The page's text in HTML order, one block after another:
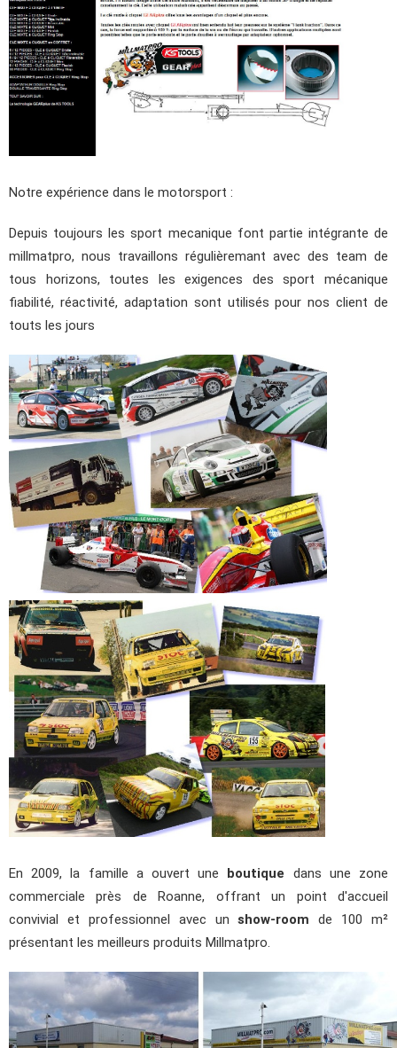
Notre expérience dans le motorsport :
Depuis toujours les sport mecanique font partie intégrante de
millmatpro, nous travaillons régulièremant avec des team de
tous horizons, toutes les exigences des sport mécanique
fiabilité, réactivité, adaptation sont utilisés pour nos client de
touts les jours
En 2009, la famille a ouvert une boutique dans une zone
commerciale près de Roanne, offrant un point d'accueil
convivial et professionnel avec unshow-room de 100 m²
présentant les meilleurs produits Millmatpro.